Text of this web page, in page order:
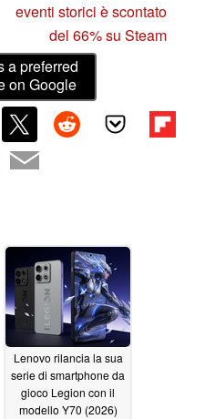
eventi storici è scontato
del 66% su Steam
a preferred
on Google
Lenovo rilancia la sua
serie di smartphone da
gioco Legion con il
modello Y70 (2026)